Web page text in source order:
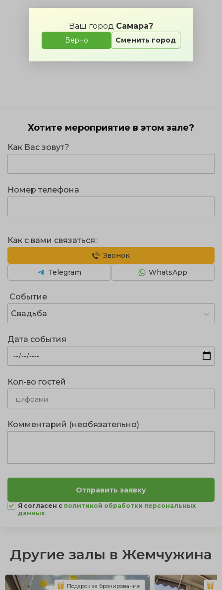
Ваш город Самара?
Верно Сменить город
Хотите мероприятие в этом зале?
Как Вас зовут?
Номер телефона
Событие
Свадьба
Дата события
Кол-во гостей
Как с вами связаться:
Звонок
WhatsApp
Telegram
Комментарий (необязательно)
Я согласен с политикой обработки персональных
данных
Другие залы в Жемчужина
Подарок за бронирование